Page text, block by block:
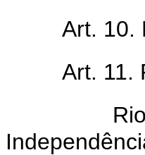
Art. 10.
Art. 11.